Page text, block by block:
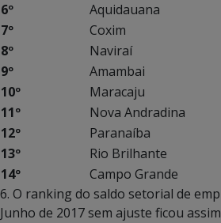
6º
Aquidauana
7º
Coxim
8º
Naviraí
9º
Amambai
10º
Maracaju
11º
Nova Andradina
12º
Paranaíba
13º
Rio Brilhante
14º
Campo Grande
6. O ranking do saldo setorial de
Junho de 2017 sem ajuste ficou